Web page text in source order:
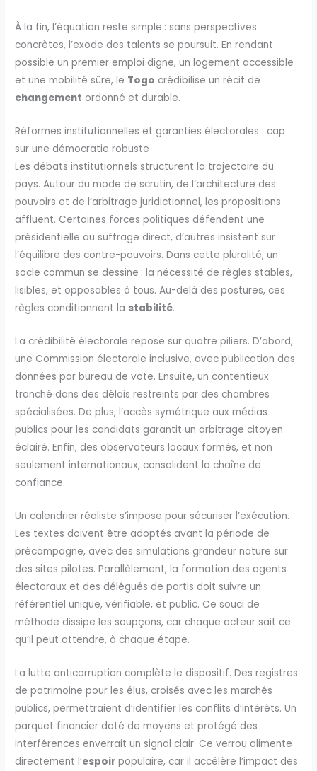
À la fin, l’équation reste simple : sans perspectives
concrètes, l’exode des talents se poursuit. En rendant
possible un premier emploi digne, un logement accessible
et une mobilité sûre, le Togo crédibilise un récit de
changement ordonné et durable.
Réformes institutionnelles et garanties électorales : cap
sur une démocratie robuste
Les débats institutionnels structurent la trajectoire du
pays. Autour du mode de scrutin, de l’architecture des
pouvoirs et de l’arbitrage juridictionnel, les propositions
affluent. Certaines forces politiques défendent une
présidentielle au suffrage direct, d’autres insistent sur
l’équilibre des contre-pouvoirs. Dans cette pluralité, un
socle commun se dessine : la nécessité de règles stables,
lisibles, et opposables à tous. Au-delà des postures, ces
règles conditionnent la stabilité.
La crédibilité électorale repose sur quatre piliers. D’abord,
une Commission électorale inclusive, avec publication des
données par bureau de vote. Ensuite, un contentieux
tranché dans des délais restreints par des chambres
spécialisées. De plus, l’accès symétrique aux médias
publics pour les candidats garantit un arbitrage citoyen
éclairé. Enfin, des observateurs locaux formés, et non
seulement internationaux, consolident la chaîne de
confiance.
Un calendrier réaliste s’impose pour sécuriser l’exécution.
Les textes doivent être adoptés avant la période de
précampagne, avec des simulations grandeur nature sur
des sites pilotes. Parallèlement, la formation des agents
électoraux et des délégués de partis doit suivre un
référentiel unique, vérifiable, et public. Ce souci de
méthode dissipe les soupçons, car chaque acteur sait ce
qu’il peut attendre, à chaque étape.
La lutte anticorruption complète le dispositif. Des registres
de patrimoine pour les élus, croisés avec les marchés
publics, permettraient d’identifier les conflits d’intérêts. Un
parquet financier doté de moyens et protégé des
interférences enverrait un signal clair. Ce verrou alimente
directement l’espoir populaire, car il accélère l’impact des